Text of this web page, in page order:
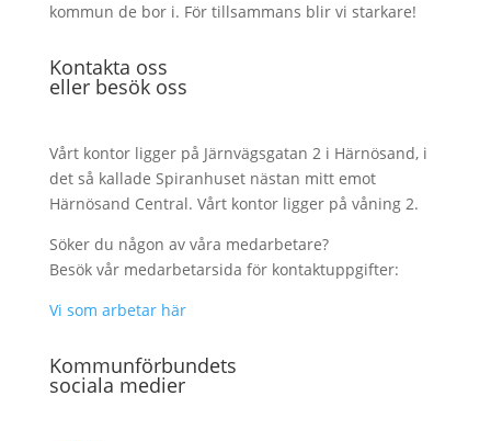
kommun de bor i. För tillsammans blir vi starkare!
Kontakta oss
eller besök oss
Vårt kontor ligger på Järnvägsgatan 2 i Härnösand, i
det så kallade Spiranhuset nästan mitt emot
Härnösand Central. Vårt kontor ligger på våning 2.
Söker du någon av våra medarbetare?
Besök vår medarbetarsida för kontaktuppgifter:
Vi som arbetar här
Kommunförbundets
sociala medier